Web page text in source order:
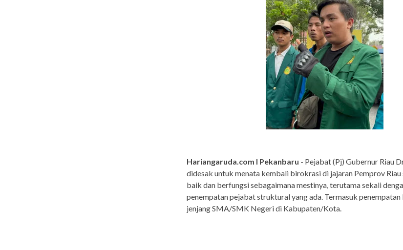
Hariangaruda.com I Pekanbaru - Pejabat (Pj) Gubernur Riau
didesak untuk menata kembali birokrasi di jajaran Pemprov Riau
baik dan berfungsi sebagaimana mestinya, terutama sekali
penempatan pejabat struktural yang ada. Termasuk
jenjang SMA/SMK Negeri di Kabupaten/Kota.